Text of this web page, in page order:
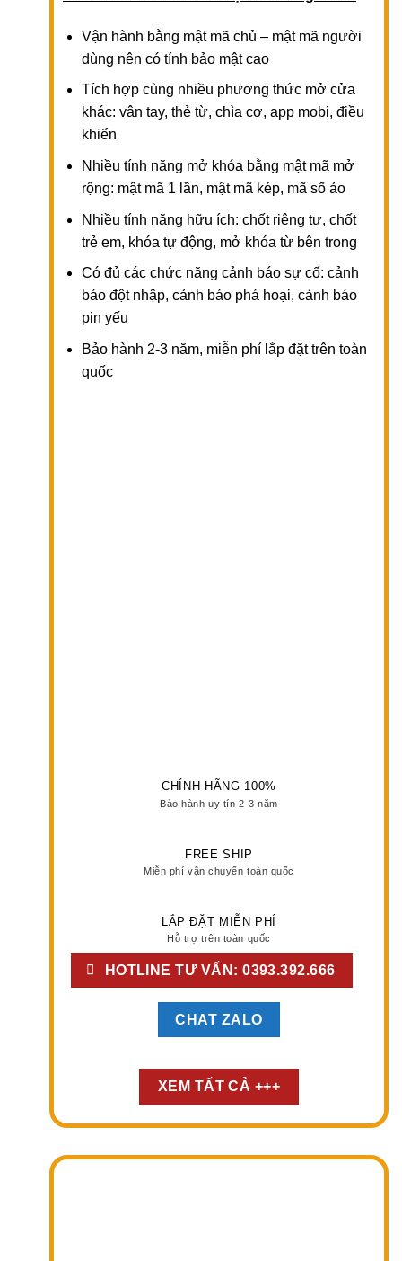
Vận hành bằng mật mã chủ – mật mã người
dùng nên có tính bảo mật cao
Tích hợp cùng nhiều phương thức mở cửa
khác: vân tay, thẻ từ, chìa cơ, app mobi, điều
khiển
Nhiều tính năng mở khóa bằng mật mã mở
rộng: mật mã 1 lần, mật mã kép, mã số ảo
Nhiều tính năng hữu ích: chốt riêng tư, chốt
trẻ em, khóa tự động, mở khóa từ bên trong
Có đủ các chức năng cảnh báo sự cố: cảnh
báo đột nhập, cảnh báo phá hoại, cảnh báo
pin yếu
Bảo hành 2-3 năm, miễn phí lắp đặt trên toàn
quốc
CHÍNH HÃNG 100%
Bảo hành uy tín 2-3 năm
FREE SHIP
Miễn phí vận chuyển toàn quốc
LẮP ĐẶT MIỄN PHÍ
Hỗ trợ trên toàn quốc
HOTLINE TƯ VẤN: 0393.392.666
CHAT ZALO
XEM TẤT CẢ +++